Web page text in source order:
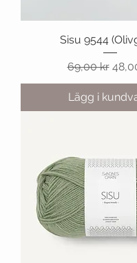
Sisu 9544
Ordinarie pris
69,00 kr
Lägg i